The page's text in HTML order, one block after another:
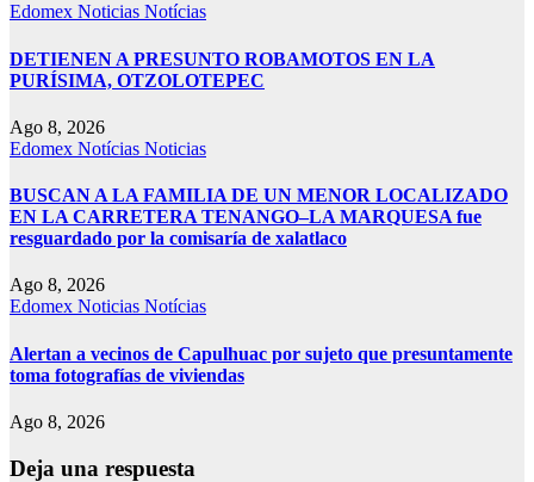
Edomex Noticias Notícias
DETIENEN A PRESUNTO ROBAMOTOS EN LA
PURÍSIMA, OTZOLOTEPEC
Ago 8, 2026
Edomex Notícias Noticias
BUSCAN A LA FAMILIA DE UN MENOR LOCALIZADO
EN LA CARRETERA TENANGO–LA MARQUESA fue
resguardado por la comisaría de xalatlaco
Ago 8, 2026
Edomex Noticias Notícias
Alertan a vecinos de Capulhuac por sujeto que presuntamente
toma fotografías de viviendas
Ago 8, 2026
Deja una respuesta